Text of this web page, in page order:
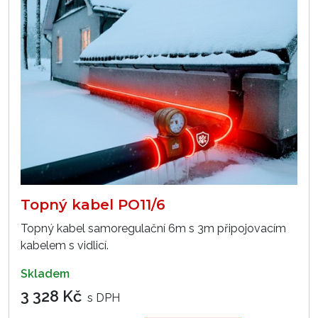
Topný kabel PO11/6
Topný kabel samoregulační 6m s 3m připojovacím
kabelem s vidlicí.
skladem
3 328 Kč s DPH